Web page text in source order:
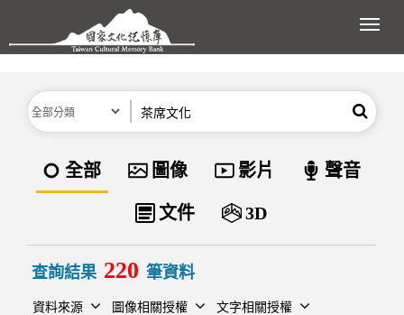
跳到主要內容區塊
展
分類 搜尋
資料類型
全部 圖像 影片 聲音
文件 3D
查詢結果 220 筆資料
資料來源 圖像相關授權 文字相關授權